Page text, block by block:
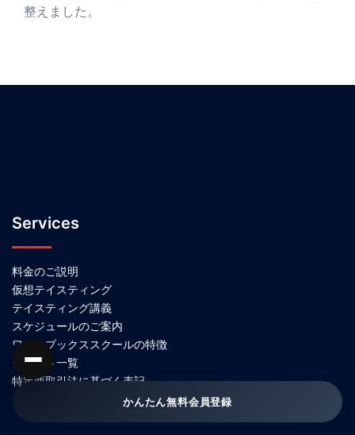
整えました。
Services
料金のご説明
仮想テイスティング
テイスティング講義
スケジュールのご案内
ワインブックススクールの特徴
テキスト一覧
特定商取引法に基づく表記
かんたん無料会員登録